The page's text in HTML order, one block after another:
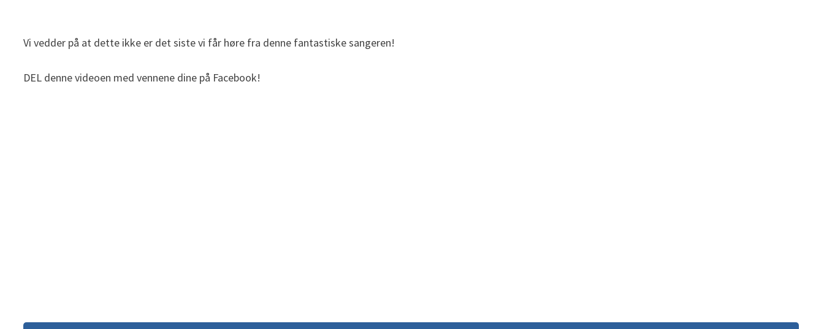
Vi vedder på at dette ikke er det siste vi får høre fra denne fantastiske sangeren!
DEL denne videoen med vennene dine på Facebook!